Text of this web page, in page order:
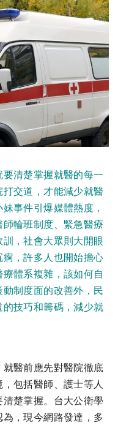
清楚掌握就醫的每一
交道，才能減少就醫
事件引爆媒體熱度，
輪班制度、緊急醫療
，社會大眾則大開眼
，許多人也開始擔心
療體系複雜，該如何自
制度面的改善外，民
技巧和籌碼，減少就
醫前應先對醫院徹底
包括醫師、護士等人
清楚掌握。台大公衛學
，現今網路發達，多